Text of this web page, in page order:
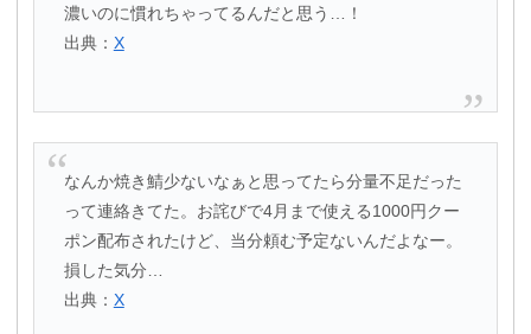
濃いのに慣れちゃってるんだと思う…！
出典： X
なんか焼き鯖少ないなぁと思ってたら分量不足だった
って連絡きてた。お詫びで4月まで使える1000円クー
ポン配布されたけど、当分頼む予定ないんだよなー。
損した気分…
出典： X